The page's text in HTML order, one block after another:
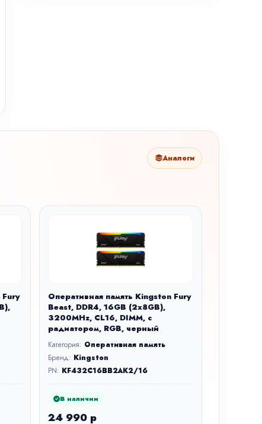
Аналоги
Оперативная память Kingston Fury
Beast, DDR4, 16GB (2x8GB),
3200MHz, CL16, DIMM, с
радиатором, RGB, черный
Категория: Оперативная память
Бренд: Kingston
PN: KF432C16BB2AK2/16
В наличии
24 990 р